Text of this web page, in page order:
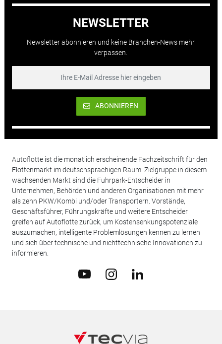
NEWSLETTER
Newsletter abonnieren und keine Branchen-News mehr
verpassen.
ABONNIEREN
Autoflotte ist die monatlich erscheinende Fachzeitschrift für den
Flottenmarkt im deutschsprachigen Raum. Zielgruppe in diesem
wachsenden Markt sind die Fuhrpark-Entscheider in
Unternehmen, Behörden und anderen Organisationen mit mehr
als zehn PKW/Kombi und/oder Transportern. Vorstände,
Geschäftsführer, Führungskräfte und weitere Entscheider
greifen auf Autoflotte zurück, um Kostensenkungspotenziale
auszumachen, intelligente Problemlösungen kennen zu lernen
und sich über technische und nichttechnische Innovationen zu
informieren.